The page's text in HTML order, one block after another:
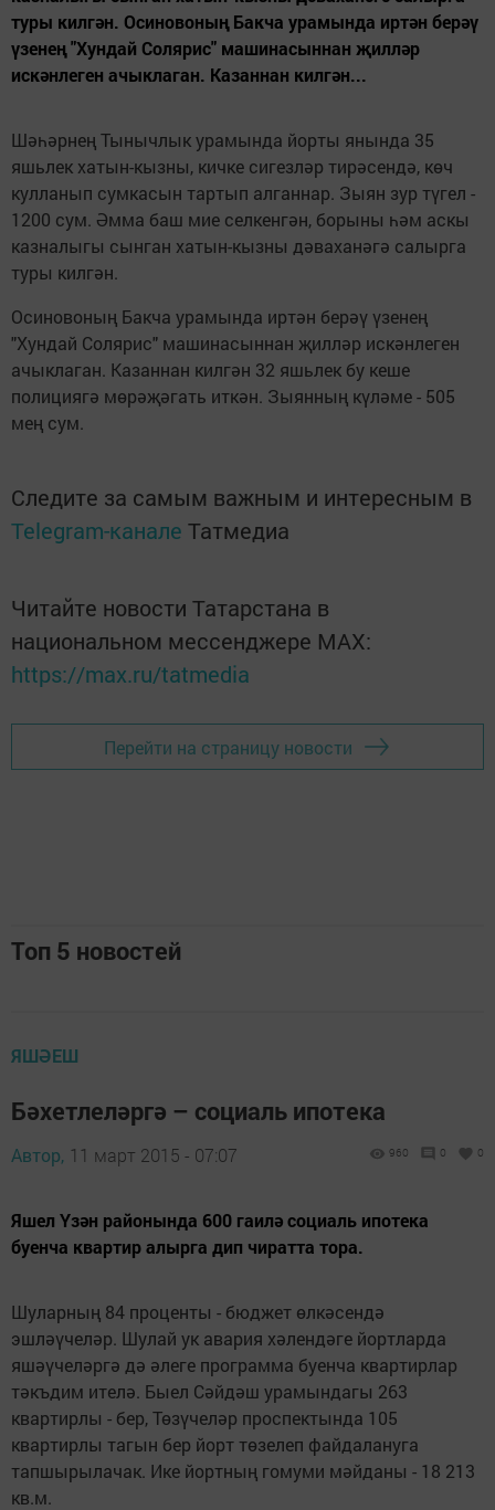
туры килгән. Осиновоның Бакча урамында иртән берәү
үзенең "Хундай Солярис" машинасыннан җилләр
искәнлеген ачыклаган. Казаннан килгән...
Шәһәрнең Тынычлык урамында йорты янында 35
яшьлек хатын-кызны, кичке сигезләр тирәсендә, көч
кулланып сумкасын тартып алганнар. Зыян зур түгел -
1200 сум. Әмма баш мие селкенгән, борыны һәм аскы
казналыгы сынган хатын-кызны дәваханәгә салырга
туры килгән.
Осиновоның Бакча урамында иртән берәү үзенең
"Хундай Солярис" машинасыннан җилләр искәнлеген
ачыклаган. Казаннан килгән 32 яшьлек бу кеше
полициягә мөрәҗәгать иткән. Зыянның күләме - 505
мең сум.
Следите за самым важным и интересным в
Telegram-канале Татмедиа
Читайте новости Татарстана в
национальном мессенджере MАХ:
https://max.ru/tatmedia
Перейти на страницу новости
Топ 5 новостей
ЯШӘЕШ
Бәхетлеләргә – социаль ипотека
Автор, 11 март 2015 - 07:07 960 0 0
Яшел Үзән районында 600 гаилә социаль ипотека
буенча квартир алырга дип чиратта тора.
Шуларның 84 проценты - бюджет өлкәсендә
эшләүчеләр. Шулай ук авария хәлендәге йортларда
яшәүчеләргә дә әлеге программа буенча квартирлар
тәкъдим ителә. Быел Сәйдәш урамындагы 263
квартирлы - бер, Төзүчеләр проспектында 105
квартирлы тагын бер йорт төзелеп файдалануга
тапшырылачак. Ике йортның гомуми мәйданы - 18 213
кв.м.